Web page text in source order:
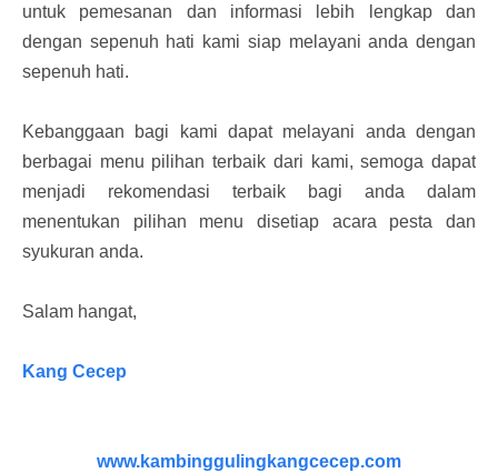
untuk pemesanan dan informasi lebih lengkap dan
dengan sepenuh hati kami siap melayani anda dengan
sepenuh hati.
Kebanggaan bagi kami dapat melayani anda dengan
berbagai menu pilihan terbaik dari kami, semoga dapat
menjadi rekomendasi terbaik bagi anda dalam
menentukan pilihan menu disetiap acara pesta dan
syukuran anda.
Salam hangat,
Kang Cecep
www.kambinggulingkangcecep.com